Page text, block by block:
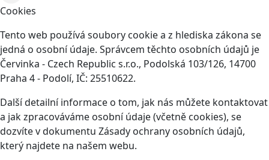
Cookies
Tento web používá soubory cookie a z hlediska zákona se
jedná o osobní údaje. Správcem těchto osobních údajů je
Červinka - Czech Republic s.r.o., Podolská 103/126, 14700
Praha 4 - Podolí, IČ: 25510622.
Další detailní informace o tom, jak nás můžete kontaktovat
a jak zpracováváme osobní údaje (včetně cookies), se
dozvíte v dokumentu Zásady ochrany osobních údajů,
který najdete na našem webu.